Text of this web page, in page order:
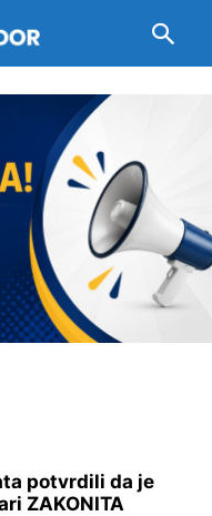
potvrdili da je
ZAKONITA